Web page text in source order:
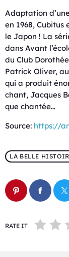
Adaptation
en 1968,
le Japon ! La
dans Avant
du Club
Patrick Oliver,
qui a produit
chant, Jacques
que chantée…
Source: https://
LA BELLE
RATE IT